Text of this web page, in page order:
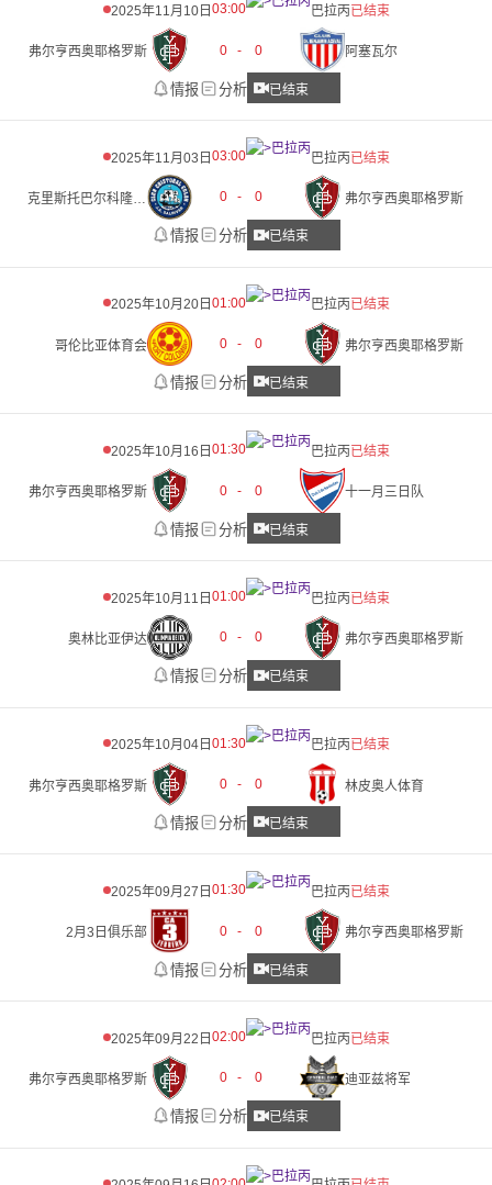
2025年11月10日 03:00 巴拉丙已结束
弗尔亨西奥耶格罗斯 0 - 0 阿塞瓦尔
情报 分析 已结束
2025年11月03日 03:00 巴拉丙已结束
克里斯托巴尔科隆JAS 0 - 0 弗尔亨西奥耶格罗斯
情报 分析 已结束
2025年10月20日 01:00 巴拉丙已结束
哥伦比亚体育会 0 - 0 弗尔亨西奥耶格罗斯
情报 分析 已结束
2025年10月16日 01:30 巴拉丙已结束
弗尔亨西奥耶格罗斯 0 - 0 十一月三日队
情报 分析 已结束
2025年10月11日 01:00 巴拉丙已结束
奥林比亚伊达 0 - 0 弗尔亨西奥耶格罗斯
情报 分析 已结束
2025年10月04日 01:30 巴拉丙已结束
弗尔亨西奥耶格罗斯 0 - 0 林皮奥人体育
情报 分析 已结束
2025年09月27日 01:30 巴拉丙已结束
2月3日俱乐部 0 - 0 弗尔亨西奥耶格罗斯
情报 分析 已结束
2025年09月22日 02:00 巴拉丙已结束
弗尔亨西奥耶格罗斯 0 - 0 迪亚兹将军
情报 分析 已结束